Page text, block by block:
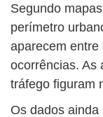
Segundo
perímetro
aparecem
ocorrências. As
tráfego figuram
Os dados